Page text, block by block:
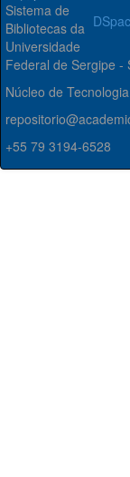
Sistema de
Bibliotecas da
Universidade
Federal de Sergipe -
Núcleo de
+55 79 3194-6528